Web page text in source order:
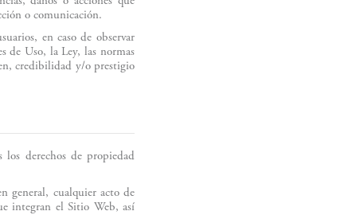
o comunicación.
en caso de observar
de Uso, la Ley, las normas
credibilidad y/o prestigio
derechos de propiedad
general, cualquier acto de
integran el Sitio Web, así